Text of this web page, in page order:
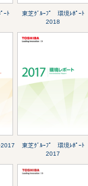
ｰﾄ
東芝ｸﾞﾙｰﾌﾟ 環境ﾚﾎﾟｰﾄ
2018
2017
東芝ｸﾞﾙｰﾌﾟ 環境ﾚﾎﾟｰﾄ
2017